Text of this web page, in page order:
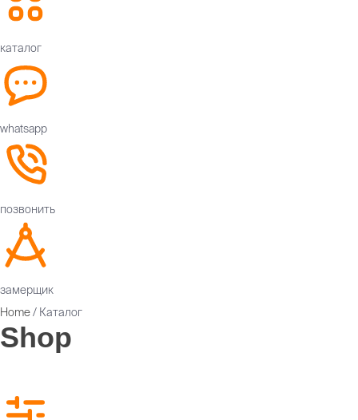
каталог
whatsapp
позвонить
замерщик
Home/ Каталог
Shop